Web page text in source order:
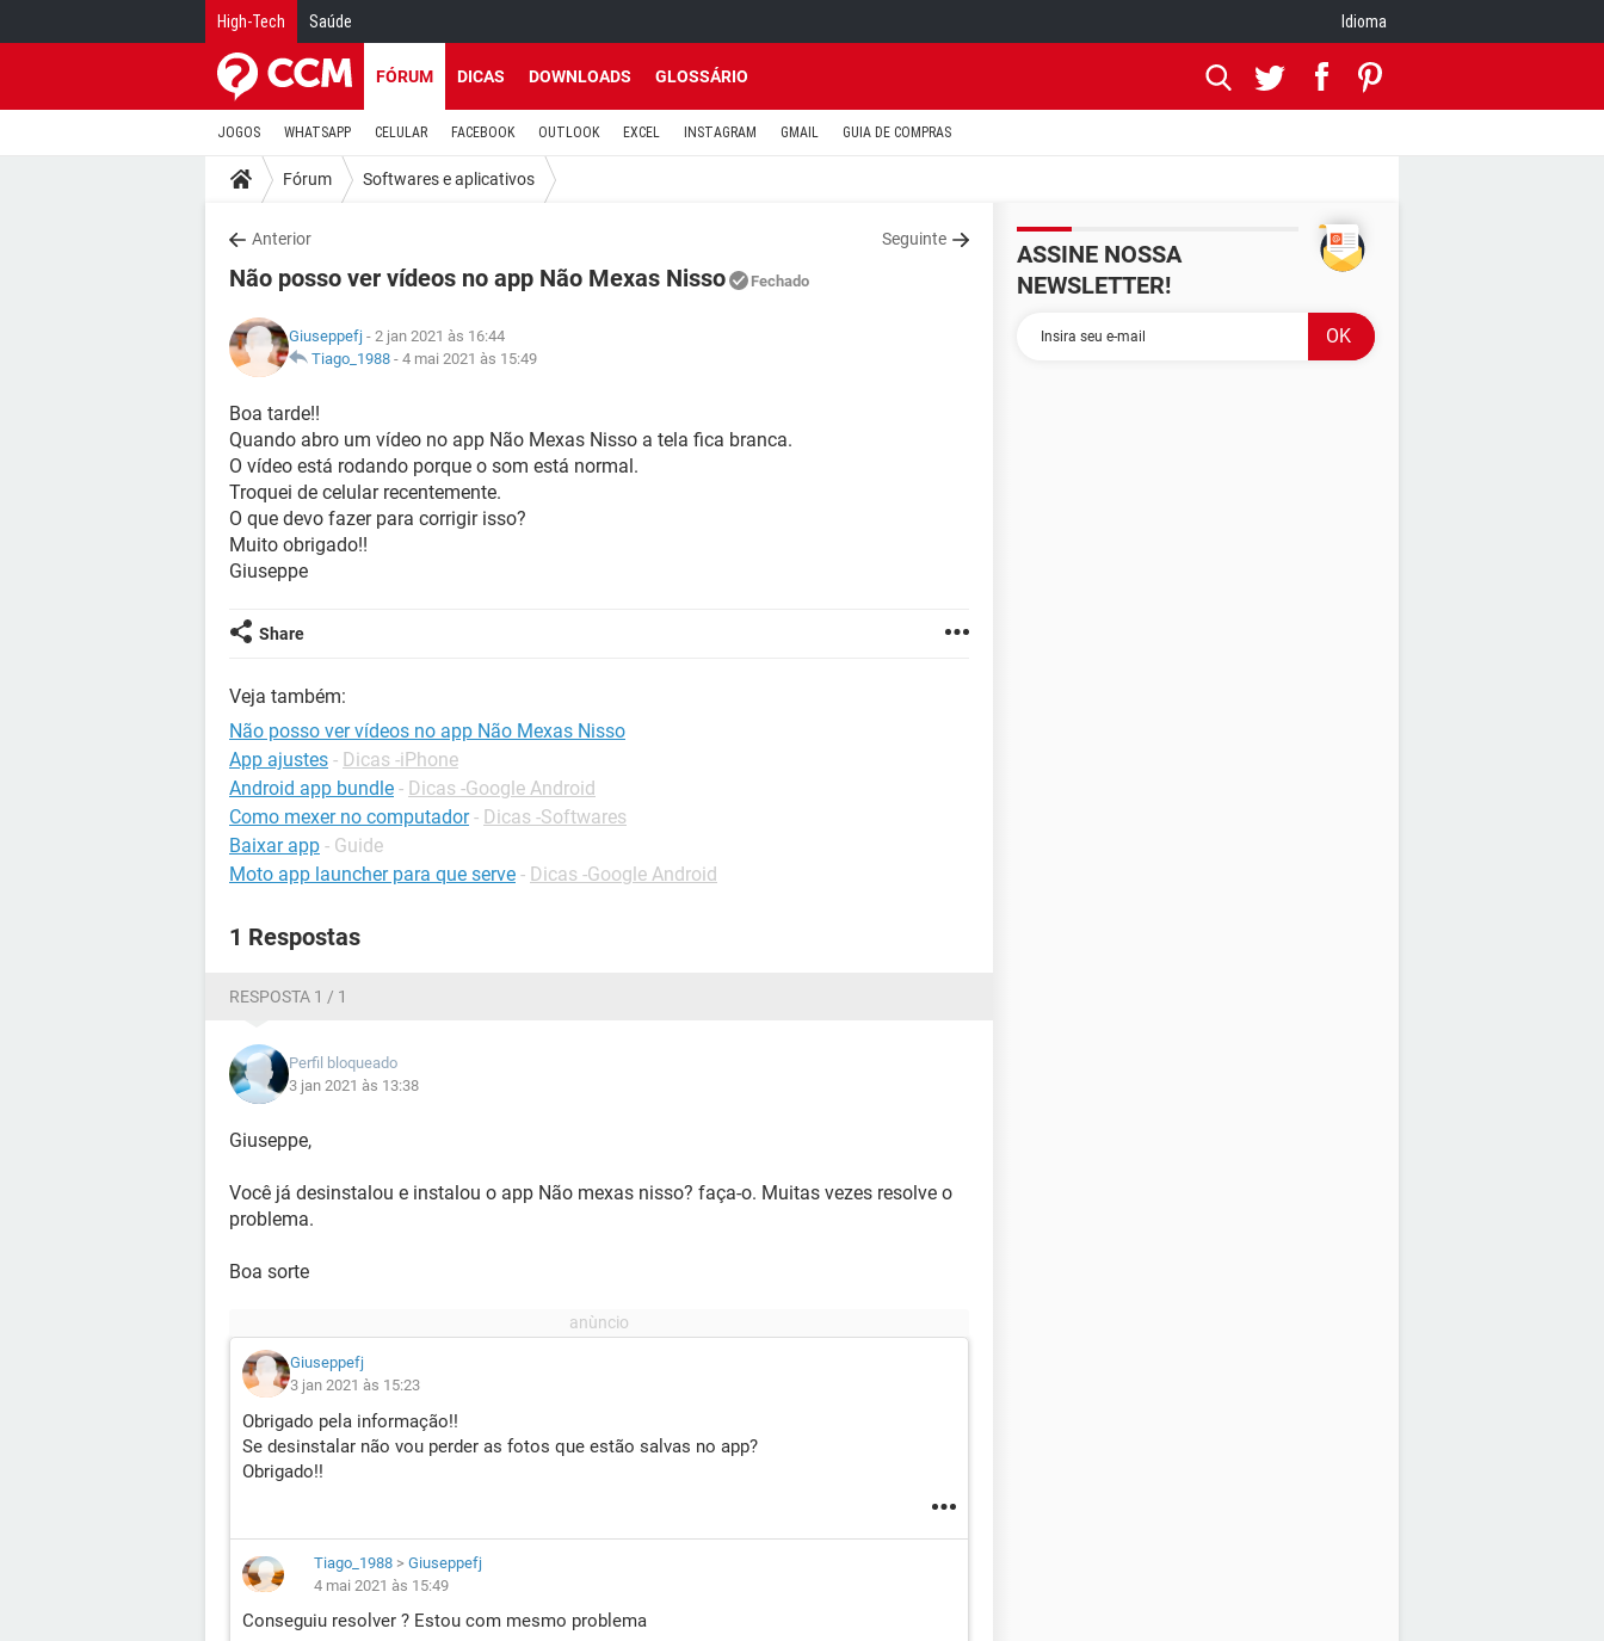
High-Tech Saúde Idioma
FÓRUM DICAS DOWNLOADS GLOSSÁRIO
JOGOS WHATSAPP CELULAR FACEBOOK OUTLOOK EXCEL INSTAGRAM GMAIL GUIA DE COMPRAS
Fórum Softwares e aplicativos
Anterior Seguinte
Não posso ver vídeos no app Não Mexas Nisso Fechado
Giuseppefj - 2 jan 2021 às 16:44
Tiago_1988 - 4 mai 2021 às 15:49
Boa tarde!!
Quando abro um vídeo no app Não Mexas Nisso a tela fica branca.
O vídeo está rodando porque o som está normal.
Troquei de celular recentemente.
O que devo fazer para corrigir isso?
Muito obrigado!!
Giuseppe
Share
Veja também:
Não posso ver vídeos no app Não Mexas Nisso
App ajustes - Dicas -iPhone
Android app bundle - Dicas -Google Android
Como mexer no computador - Dicas -Softwares
Baixar app - Guide
Moto app launcher para que serve - Dicas -Google Android
1 Respostas
RESPOSTA 1 / 1
Perfil bloqueado
3 jan 2021 às 13:38
Giuseppe,
Você já desinstalou e instalou o app Não mexas nisso? faça-o. Muitas vezes resolve o
problema.
Boa sorte
Giuseppefj
3 jan 2021 às 15:23
Obrigado pela informação!!
Se desinstalar não vou perder as fotos que estão salvas no app?
Obrigado!!
Tiago_1988 > Giuseppefj
4 mai 2021 às 15:49
Conseguiu resolver ? Estou com mesmo problema
ASSINE NOSSA
NEWSLETTER!